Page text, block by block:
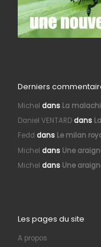
Derniers
Michel dans La
Daniel VENTARDdans
Fedd dans Le milan
Michel dans Une
Michel dans Une
Les pages du site
A propos